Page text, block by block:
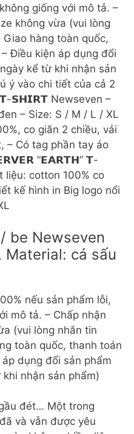
giống với mô tả. –
không vừa (vui lòng
hàng toàn quốc,
Điều kiện áp dụng đổi
kể từ khi nhận sản
ý vào chi tiết của cả 2
𝗦𝗛𝗜𝗥𝗧 Newseven –
– Size: S / M / L / XL
co giãn 2 chiều, vải
– Có tag phần tay áo
“𝗘𝗔𝗥𝗧𝗛” 𝗧-
cotton 100% co
kế hình in Big logo nổi
be Newseven
Material: cá sấu
nếu sản phẩm lỗi,
mô tả. – Chấp nhận
(vui lòng nhắn tin
toàn quốc, thanh toán
dụng đổi sản phẩm
nhận sản phẩm)
đét… Một trong
và vẫn được yêu